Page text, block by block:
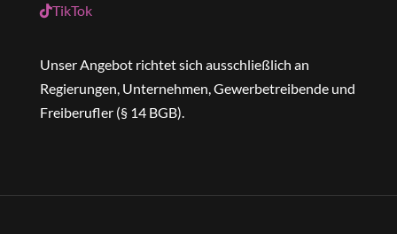
TikTok
Unser Angebot richtet sich ausschließlich an
Regierungen, Unternehmen, Gewerbetreibende und
Freiberufler (§ 14 BGB).